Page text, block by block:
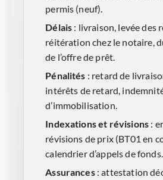
permis (neuf).
Délais : livraison, levée des
réitération chez le notaire,
de l’offre de prêt.
Pénalités : retard de
intérêts de retard,
d’immobilisation.
Indexations et révisions :
révisions de prix (BT01 en
calendrier d’appels de fonds.
Assurances: attestation